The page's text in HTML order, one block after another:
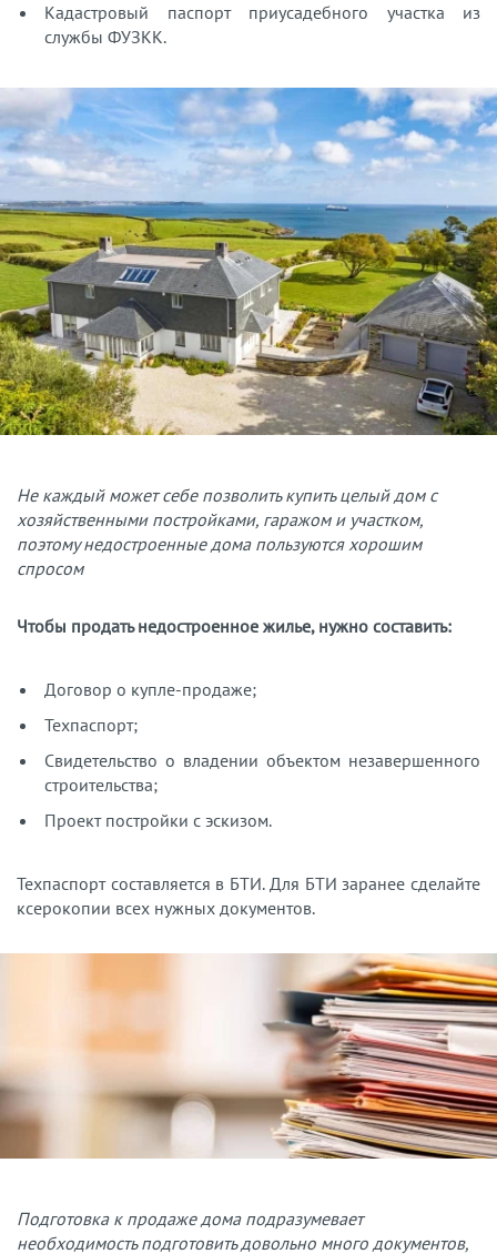
Кадастровый паспорт приусадебного участка из
службы ФУЗКК.
Не каждый может себе позволить купить целый дом с
хозяйственными постройками, гаражом и участком,
поэтому недостроенные дома пользуются хорошим
спросом
Чтобы продать недостроенное жилье, нужно составить:
Договор о купле-продаже;
Техпаспорт;
Свидетельство о владении объектом незавершенного
строительства;
Проект постройки с эскизом.
Техпаспорт составляется в БТИ. Для БТИ заранее сделайте
ксерокопии всех нужных документов.
Подготовка к продаже дома подразумевает
необходимость подготовить довольно много документов,